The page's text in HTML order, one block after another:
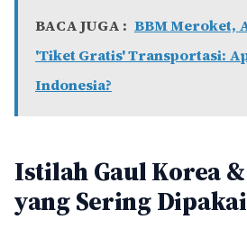
BACA JUGA : BBM Meroket,
'Tiket Gratis' Transportasi:
Indonesia?
Istilah Gaul Korea
yang Sering Dipakai